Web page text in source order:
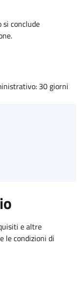
conclude
30 giorni
e altre
le condizioni di